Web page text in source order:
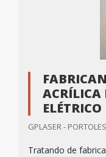
ACRÍLICA
ELÉTRICO
GPLASER -
Tratando de